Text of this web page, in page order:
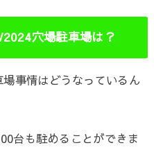
穴場駐車場は？
事情はどうなっているん
台も駐めることができま